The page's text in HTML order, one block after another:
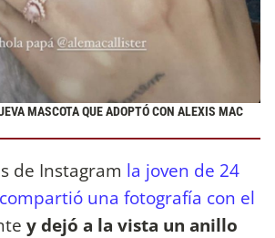
MASCOTA QUE ADOPTÓ CON ALEXIS MAC
de Instagram la joven de 24
una fotografía con el
y dejó a la vista un anillo